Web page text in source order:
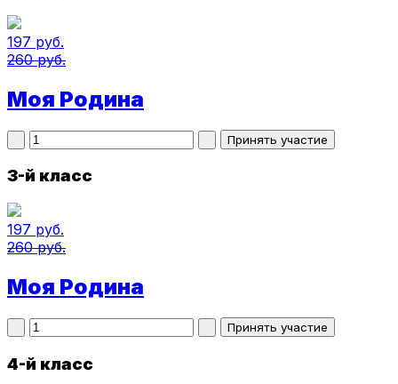
197 руб.
260 руб.
Моя Родина
3-й класс
197 руб.
260 руб.
Моя Родина
4-й класс